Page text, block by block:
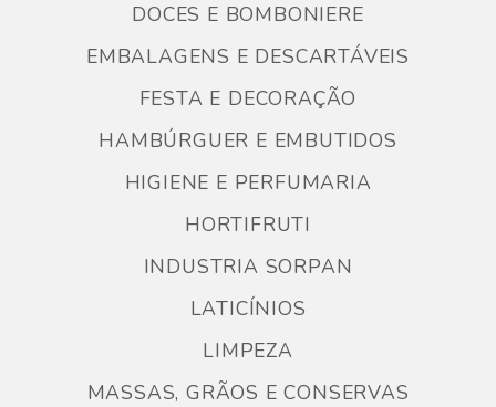
DOCES E BOMBONIERE
EMBALAGENS E DESCARTÁVEIS
FESTA E DECORAÇÃO
HAMBÚRGUER E EMBUTIDOS
HIGIENE E PERFUMARIA
HORTIFRUTI
INDUSTRIA SORPAN
LATICÍNIOS
LIMPEZA
MASSAS, GRÃOS E CONSERVAS